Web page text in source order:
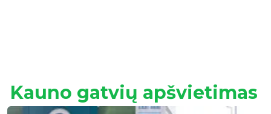
Kauno gatvių apšvietimas